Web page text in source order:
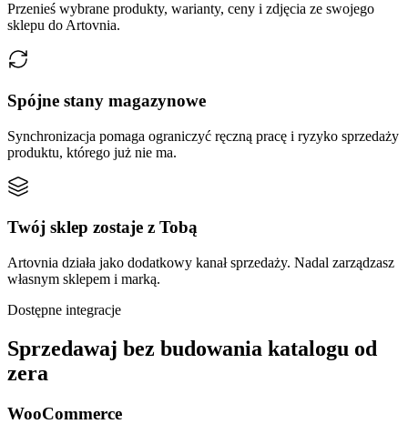
Przenieś wybrane produkty, warianty, ceny i zdjęcia ze swojego
sklepu do Artovnia.
Spójne stany magazynowe
Synchronizacja pomaga ograniczyć ręczną pracę i ryzyko sprzedaży
produktu, którego już nie ma.
Twój sklep zostaje z Tobą
Artovnia działa jako dodatkowy kanał sprzedaży. Nadal zarządzasz
własnym sklepem i marką.
Dostępne integracje
Sprzedawaj bez budowania katalogu od
zera
WooCommerce